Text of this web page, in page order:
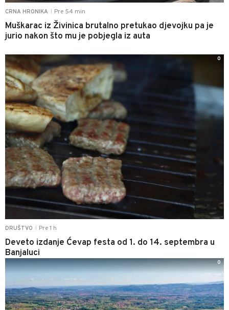
CRNA HRONIKA Pre 54 min
Muškarac iz Živinica brutalno pretukao djevojku pa je
jurio nakon što mu je pobjegla iz auta
DRUŠTVO Pre 1 h
Deveto izdanje Ćevap festa od 1. do 14. septembra u
Banjaluci
0
0